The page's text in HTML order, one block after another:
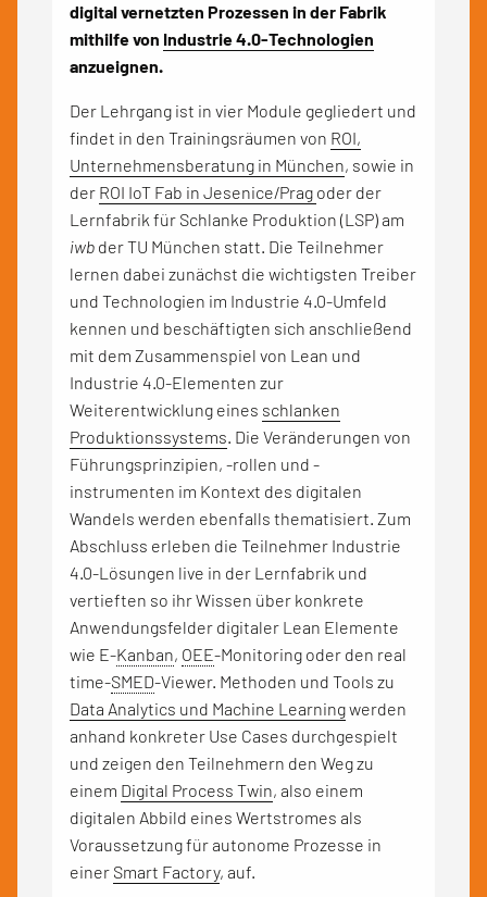
digital vernetzten Prozessen in der Fabrik
mithilfe von Industrie 4.0-Technologien
anzueignen.
Der Lehrgang ist in vier Module gegliedert und
findet in den Trainingsräumen von ROI,
Unternehmensberatung in München, sowie in
der ROI IoT Fab in Jesenice/Prag oder der
Lernfabrik für Schlanke Produktion (LSP) am
iwb der TU München statt. Die Teilnehmer
lernen dabei zunächst die wichtigsten Treiber
und Technologien im Industrie 4.0-Umfeld
kennen und beschäftigten sich anschließend
mit dem Zusammenspiel von Lean und
Industrie 4.0-Elementen zur
Weiterentwicklung eines schlanken
Produktionssystems. Die Veränderungen von
Führungsprinzipien, -rollen und -
instrumenten im Kontext des digitalen
Wandels werden ebenfalls thematisiert. Zum
Abschluss erleben die Teilnehmer Industrie
4.0-Lösungen live in der Lernfabrik und
vertieften so ihr Wissen über konkrete
Anwendungsfelder digitaler Lean Elemente
wie E-Kanban, OEE-Monitoring oder den real
time-SMED-Viewer. Methoden und Tools zu
Data Analytics und Machine Learningwerden
anhand konkreter Use Cases durchgespielt
und zeigen den Teilnehmern den Weg zu
einem Digital Process Twin, also einem
digitalen Abbild eines Wertstromes als
Voraussetzung für autonome Prozesse in
einer Smart Factory, auf.